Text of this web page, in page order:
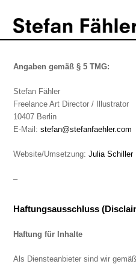
Angaben gemäß § 5 TMG:
Stefan Fähler
Freelance Art Director / Illustrator
10407 Berlin
E-Mail:
moc.relheafnafets
@nafets
Website/Umsetzung:Julia Schiller
–
Haftungsausschluss
Haftung für Inhalte
Als Diensteanbieter sind wir